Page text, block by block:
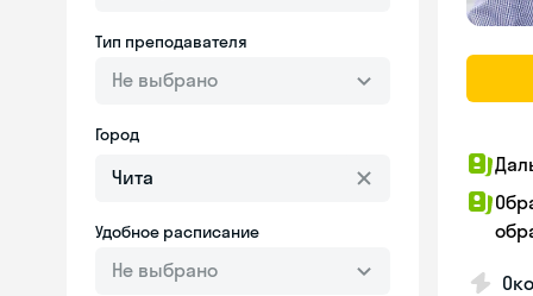
Тип преподавателя
Не выбрано
Город
Удобное расписание
Не выбрано